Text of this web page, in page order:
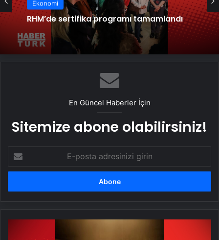
Ekonomi
RHM’de sertifika programı tamamlandı
En Güncel Haberler İçin
Sitemize abone olabilirsiniz!
posta
adresinizi